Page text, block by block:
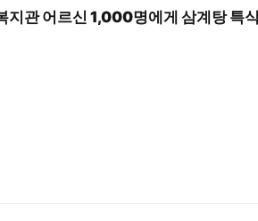
지관 어르신 1,000명에게 삼계탕 특